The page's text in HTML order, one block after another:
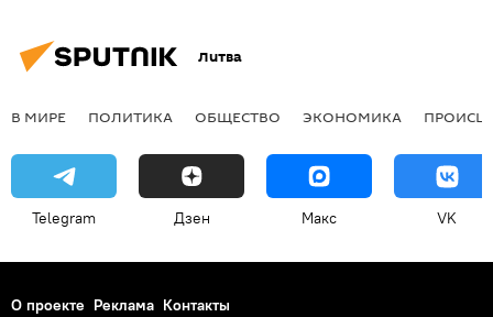
Литва
В МИРЕ ПОЛИТИКА ОБЩЕСТВО ЭКОНОМИКА
Telegram Дзен Макс VK
О проекте Реклама Контакты